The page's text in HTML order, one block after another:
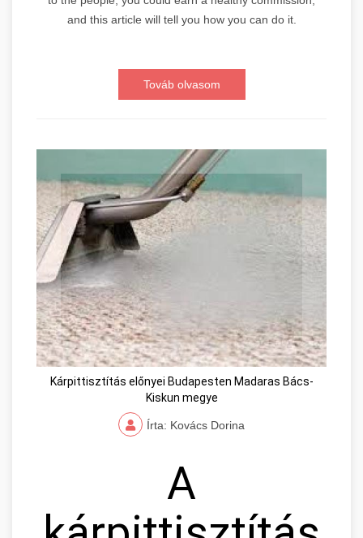
and this article will tell you how you can do it.
Továb olvasom
Kárpittisztítás előnyei Budapesten Madaras Bács-
Kiskun megye
Írta: Kovács Dorina
A